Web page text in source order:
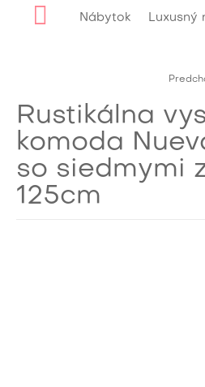
Nábytok Luxusný
Rustikálna
komoda
so siedmymi
125cm